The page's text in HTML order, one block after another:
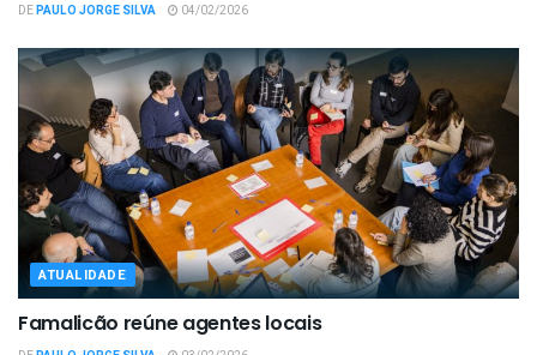
DEPAULO JORGE SILVA 04/02/2026
ATUALIDADE
Famalicão reúne agentes locais